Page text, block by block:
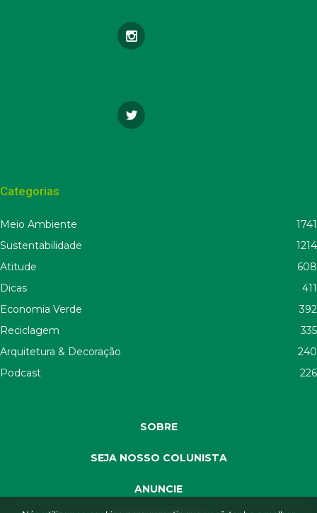
Categorias
Meio Ambiente
1741
Sustentabilidade
1214
Atitude
608
Dicas
411
Economia Verde
392
Reciclagem
335
Arquitetura & Decoração
240
Podcast
226
SOBRE
SEJA NOSSO COLUNISTA
ANUNCIE